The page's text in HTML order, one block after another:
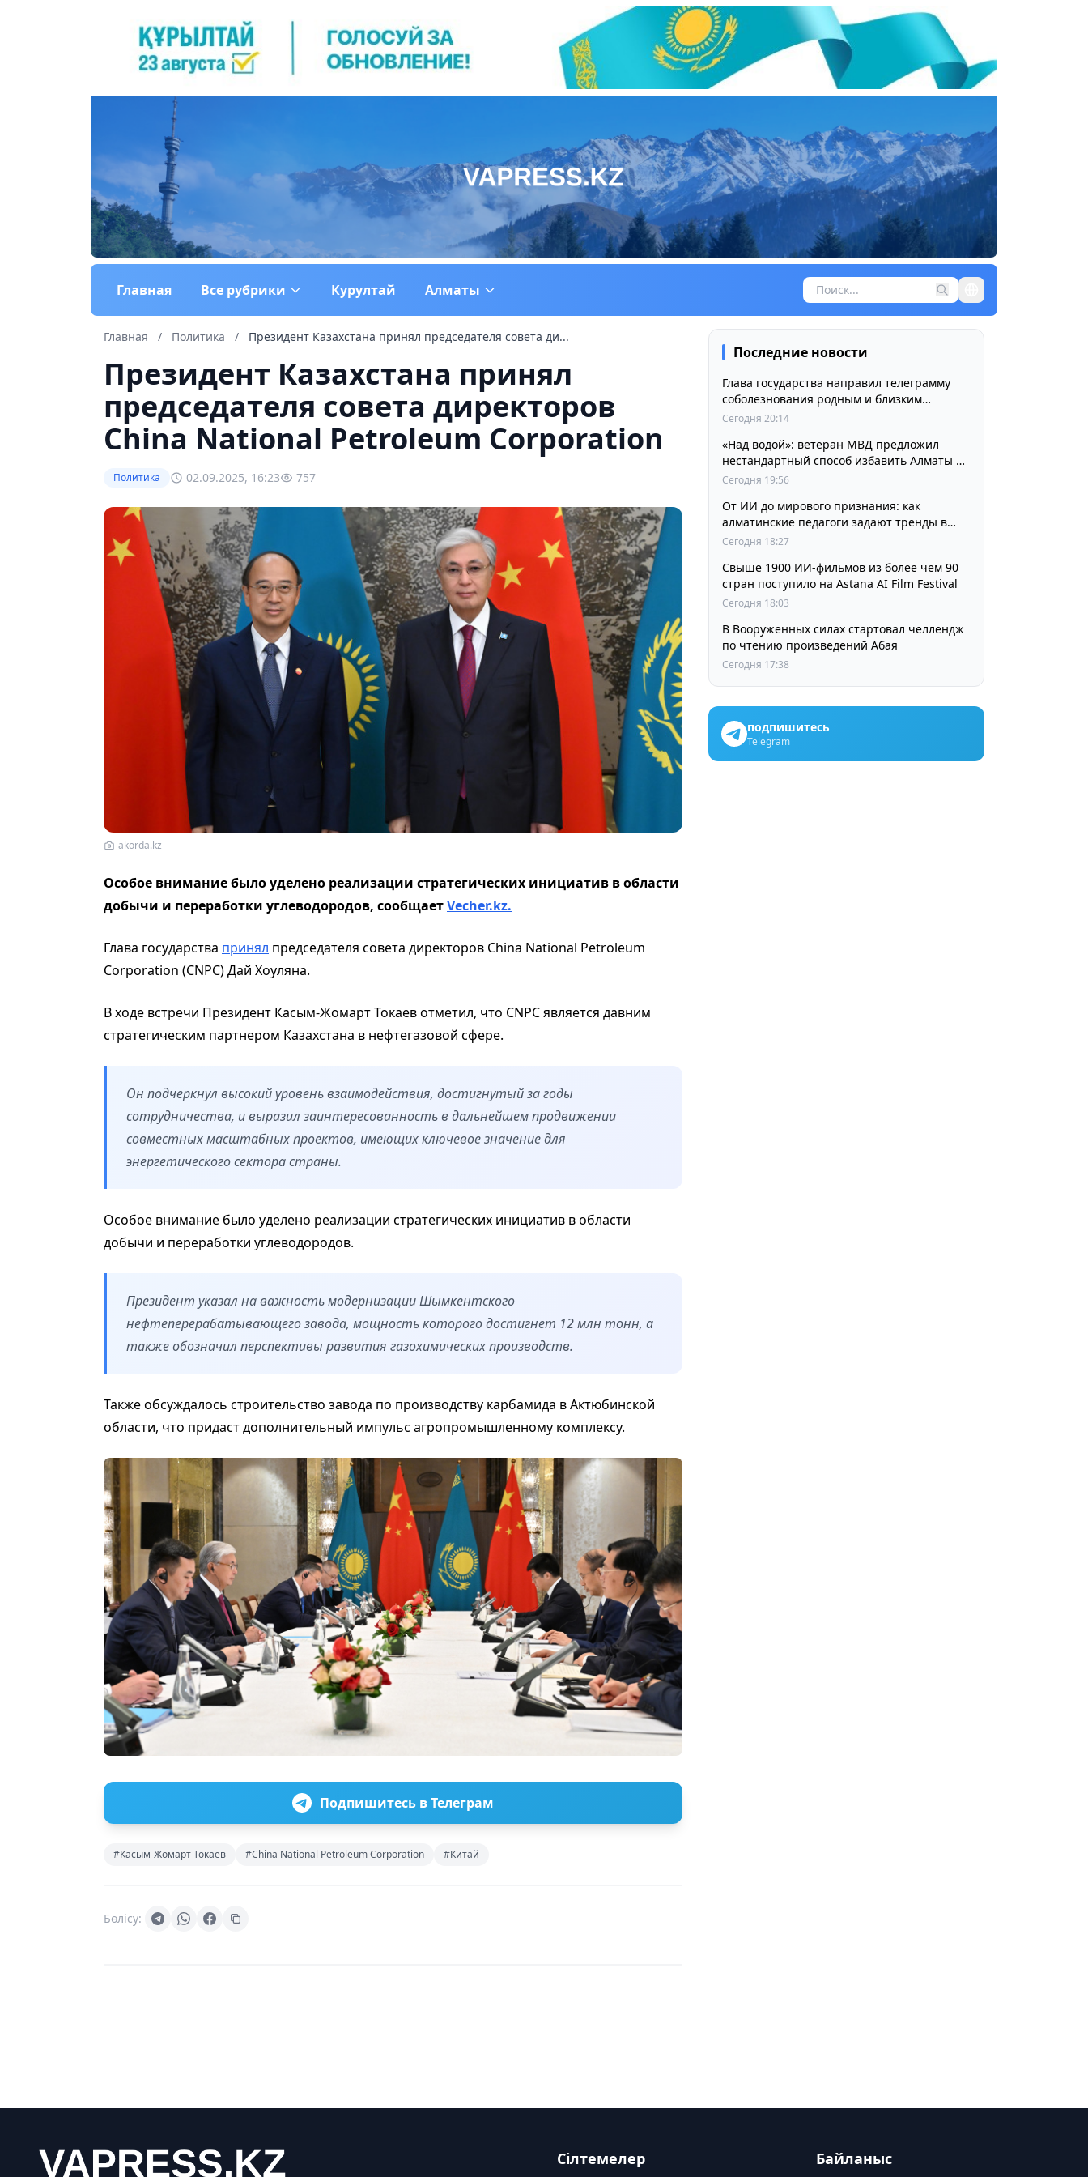
Главная Все рубрики Курултай Алматы
Главная / Политика / Президент Казахстана принял председателя совета ди...
Президент Казахстана принял
председателя совета директоров
China National Petroleum Corporation
Политика 02.09.2025, 16:23 757
akorda.kz
Особое внимание было уделено реализации стратегических инициатив в области
добычи и переработки углеводородов, сообщаетVecher.kz.
Глава государства принял председателя совета директоров China National Petroleum
Corporation (CNPC) Дай Хоуляна.
В ходе встречи Президент Касым-Жомарт Токаев отметил, что CNPC является давним
стратегическим партнером Казахстана в нефтегазовой сфере.
Он подчеркнул высокий уровень взаимодействия, достигнутый за годы
сотрудничества, и выразил заинтересованность в дальнейшем продвижении
совместных масштабных проектов, имеющих ключевое значение для
энергетического сектора страны.
Особое внимание было уделено реализации стратегических инициатив в области
добычи и переработки углеводородов.
Президент указал на важность модернизации Шымкентского
нефтеперерабатывающего завода, мощность которого достигнет 12 млн тонн, а
также обозначил перспективы развития газохимических производств.
Также обсуждалось строительство завода по производству карбамида в Актюбинской
области, что придаст дополнительный импульс агропромышленному комплексу.
Подпишитесь в Телеграм
#Касым-Жомарт Токаев #China National Petroleum Corporation #Китай
Бөлісу:
Последние новости
Глава государства направил телеграмму
соболезнования родным и близким
выдающегося кинорежиссера Ардака
Сегодня 20:14
«Над водой»: ветеран МВД предложил
нестандартный способ избавить Алматы от
пробок и смога
Сегодня 19:56
От ИИ до мирового признания: как
алматинские педагоги задают тренды в
изучении языков
Сегодня 18:27
Свыше 1900 ИИ-фильмов из более чем 90
стран поступило на Astana AI Film Festival
Сегодня 18:03
В Вооруженных силах стартовал челлендж
по чтению произведений Абая
Сегодня 17:38
подпишитесь
Telegram
Сілтемелер Байланыс